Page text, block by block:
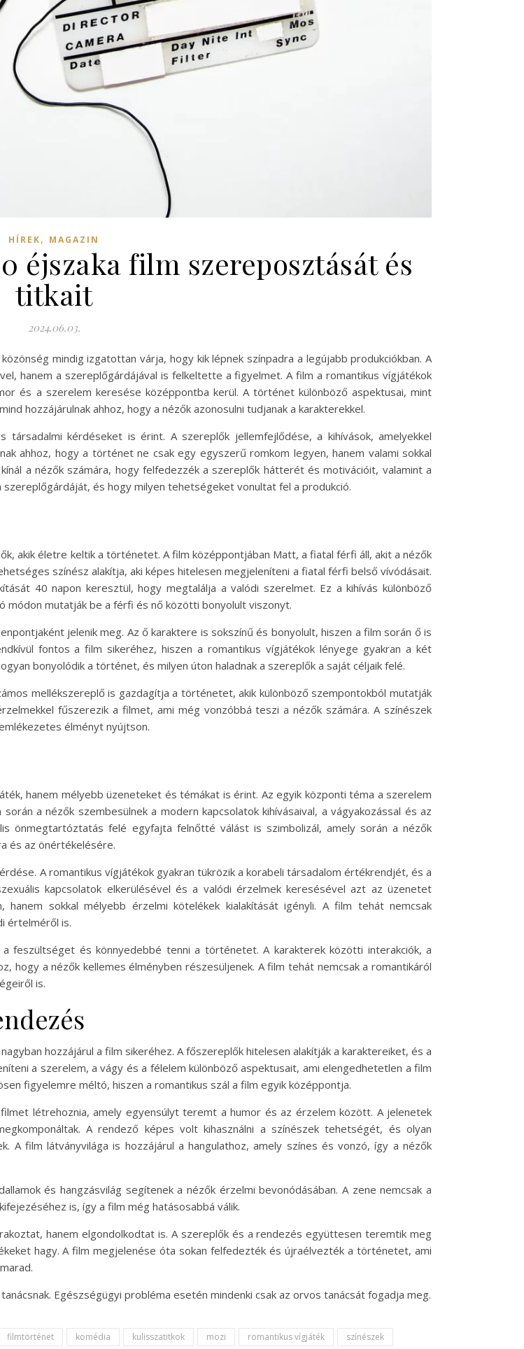
HÍREK, MAGAZIN
éjszaka film szereposztását és
titkait
2024.06.03.
mindig izgatottan várja, hogy kik lépnek színpadra a legújabb produkciókban. A
hanem a szereplőgárdájával is felkeltette a figyelmet. A film a romantikus vígjátékok
és a szerelem keresése középpontba kerül. A történet különböző aspektusai, mint
hozzájárulnak ahhoz, hogy a nézők azonosulni tudjanak a karakterekkel.
kérdéseket is érint. A szereplők jellemfejlődése, a kihívások, amelyekkel
ahhoz, hogy a történet ne csak egy egyszerű romkom legyen, hanem valami sokkal
a nézők számára, hogy felfedezzék a szereplők hátterét és motivációit, valamint a
és hogy milyen tehetségeket vonultat fel a produkció.
akik életre keltik a történetet. A film középpontjában Matt, a fiatal férfi áll, akit a nézők
színész alakítja, aki képes hitelesen megjeleníteni a fiatal férfi belső vívódásait.
40 napon keresztül, hogy megtalálja a valódi szerelmet. Ez a kihívás különböző
módon mutatják be a férfi és nő közötti bonyolult viszonyt.
jelenik meg. Az ő karaktere is sokszínű és bonyolult, hiszen a film során ő is
fontos a film sikeréhez, hiszen a romantikus vígjátékok lényege gyakran a két
bonyolódik a történet, és milyen úton haladnak a szereplők a saját céljaik felé.
mellékszereplő is gazdagítja a történetet, akik különböző szempontokból mutatják
fűszerezik a filmet, ami még vonzóbbá teszi a nézők számára. A színészek
élményt nyújtson.
hanem mélyebb üzeneteket és témákat is érint. Az egyik központi téma a szerelem
a nézők szembesülnek a modern kapcsolatok kihívásaival, a vágyakozással és az
önmegtartóztatás felé egyfajta felnőtté válást is szimbolizál, amely során a nézők
és az önértékelésére.
A romantikus vígjátékok gyakran tükrözik a korabeli társadalom értékrendjét, és a
kapcsolatok elkerülésével és a valódi érzelmek keresésével azt az üzenetet
sokkal mélyebb érzelmi kötelékek kialakítását igényli. A film tehát nemcsak
értelméről is.
feszültséget és könnyedebbé tenni a történetet. A karakterek közötti interakciók, a
hogy a nézők kellemes élményben részesüljenek. A film tehát nemcsak a romantikáról
is.
hozzájárul a film sikeréhez. A főszereplők hitelesen alakítják a karaktereiket, és a
a szerelem, a vágy és a félelem különböző aspektusait, ami elengedhetetlen a film
figyelemre méltó, hiszen a romantikus szál a film egyik középpontja.
létrehoznia, amely egyensúlyt teremt a humor és az érzelem között. A jelenetek
A rendező képes volt kihasználni a színészek tehetségét, és olyan
film látványvilága is hozzájárul a hangulathoz, amely színes és vonzó, így a nézők
és hangzásvilág segítenek a nézők érzelmi bevonódásában. A zene nemcsak a
is, így a film még hatásosabbá válik.
hanem elgondolkodtat is. A szereplők és a rendezés együttesen teremtik meg
hagy. A film megjelenése óta sokan felfedezték és újraélvezték a történetet, ami
Egészségügyi probléma esetén mindenki csak az orvos tanácsát fogadja meg.
filmtörténet komédia kulisszatitkok mozi romantikus vígjáték színészek